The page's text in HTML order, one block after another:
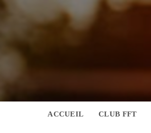
ACCUEIL CLUB FFT